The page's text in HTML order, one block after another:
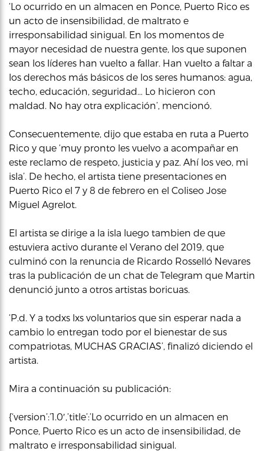
‘Lo ocurrido en un almacen en Ponce, Puerto Rico es
un acto de insensibilidad, de maltrato e
irresponsabilidad sinigual. En los momentos de
mayor necesidad de nuestra gente, los que suponen
sean los líderes han vuelto a fallar. Han vuelto a faltar a
los derechos más básicos de los seres humanos: agua,
techo, educación, seguridad… Lo hicieron con
maldad. No hay otra explicación’, mencionó.
Consecuentemente, dijo que estaba en ruta a Puerto
Rico y que ‘muy pronto les vuelvo a acompañar en
este reclamo de respeto, justicia y paz. Ahí los veo, mi
isla’. De hecho, el artista tiene presentaciones en
Puerto Rico el 7 y 8 de febrero en el Coliseo Jose
Miguel Agrelot.
El artista se dirige a la isla luego tambien de que
estuviera activo durante el Verano del 2019, que
culminó con la renuncia de Ricardo Rosselló Nevares
tras la publicación de un chat de Telegram que Martin
denunció junto a otros artistas boricuas.
‘P.d. Y a todxs lxs voluntarios que sin esperar nada a
cambio lo entregan todo por el bienestar de sus
compatriotas, MUCHAS GRACIAS’, finalizó diciendo el
artista.
Mira a continuación su publicación:
{‘version’:’1.0′,’title’:’Lo ocurrido en un almacen en
Ponce, Puerto Rico es un acto de insensibilidad, de
maltrato e irresponsabilidad sinigual.